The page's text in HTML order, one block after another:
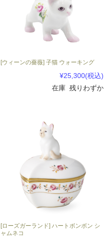
[ウィーンの薔薇] 子猫 ウォーキング
¥25,300(税込)
在庫 残りわずか
[ローズガーランド] ハートボンボン シ
ャムネコ